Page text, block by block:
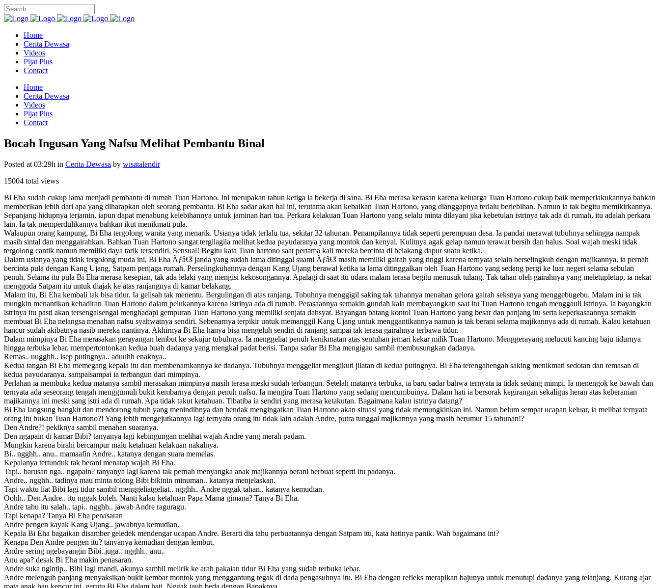
Home
Cerita Dewasa
Videos
Pijat Plus
Contact
Home
Cerita Dewasa
Videos
Pijat Plus
Contact
Bocah Ingusan Yang Nafsu Melihat Pembantu Binal
Posted at 03:29h in Cerita Dewasa by wisatalendir
15004 total views
Bi Eha sudah cukup lama menjadi pembantu di rumah Tuan Hartono. Ini merupakan tahun ketiga ia bekerja di sana. Bi Eha merasa kerasan karena keluarga Tuan Hartono cukup baik memperlakukannya bahkan
memberikan lebih dari apa yang diharapkan oleh seorang pembantu. Bi Eha sadar akan hal ini, terutama akan kebaikan Tuan Hartono, yang dianggapnya terlalu berlebihan. Namun ia tak begitu memikirkannya.
Sepanjang hidupnya terjamin, iapun dapat menabung kelebihannya untuk jaminan hari tua. Perkara kelakuan Tuan Hartono yang selalu minta dilayani jika kebetulan istrinya tak ada di rumah, itu adalah perkara
lain. Ia tak memperdulikannya bahkan ikut menikmati pula.
Walaupun orang kampung, Bi Eha tergolong wanita yang menarik. Usianya tidak terlalu tua, sekitar 32 tahunan. Penampilannya tidak seperti perempuan desa. Ia pandai merawat tubuhnya sehingga nampak
masih sintal dan menggairahkan. Bahkan Tuan Hartono sangat tergilagila melihat kedua payudaranya yang montok dan kenyal. Kulitnya agak gelap namun terawat bersih dan halus. Soal wajah meski tidak
tergolong cantik namun memiliki daya tarik tersendiri. Sensual! Begitu kata Tuan hartono saat pertama kali mereka bercinta di belakang dapur suatu ketika.
Dalam usianya yang tidak tergolong muda ini, Bi Eha Ãƒâ€š janda yang sudah lama ditinggal suami Ãƒâ€š masih memiliki gairah yang tinggi karena ternyata selain berselingkuh dengan majikannya, ia pernah
bercinta pula dengan Kang Ujang, Satpam penjaga rumah. Perselingkuhannya dengan Kang Ujang berawal ketika ia lama ditinggalkan oleh Tuan Hartono yang sedang pergi ke luar negeri selama sebulan
penuh. Selama itu pula Bi Eha merasa kesepian, tak ada lelaki yang mengisi kekosongannya. Apalagi di saat itu udara malam terasa begitu menusuk tulang. Tak tahan oleh gairahnya yang meletupletup, ia nekat
menggoda Satpam itu untuk diajak ke atas ranjangnya di kamar belakang.
Malam itu, Bi Eha kembali tak bisa tidur. Ia gelisah tak menentu. Bergulingan di atas ranjang. Tubuhnya menggigil saking tak tahannya menahan gelora gairah seksnya yang menggebugebu. Malam ini ia tak
mungkin menantikan kehadiran Tuan Hartono dalam pelukannya karena istrinya ada di rumah. Perasaannya semakin gundah kala membayangkan saat itu Tuan Hartono tengah menggauli istrinya. Ia bayangkan
istrinya itu pasti akan tersengalsengal menghadapi gempuran Tuan Hartono yang memiliki senjata dahsyat. Bayangan batang kontol Tuan Hartono yang besar dan panjang itu serta keperkasaannya semakin
membuat Bi Eha nelangsa menahan nafsu syahwatnya sendiri. Sebenarnya terpikir untuk memanggil Kang Ujang untuk menggantikannya namun ia tak berani selama majikannya ada di rumah. Kalau ketahuan
hancur sudah akibatnya nasib mereka nantinya. Akhirnya Bi Eha hanya bisa mengeluh sendiri di ranjang sampai tak terasa gairahnya terbawa tidur.
Dalam mimpinya Bi Eha merasakan gerayangan lembut ke sekujur tubuhnya. Ia menggeliat penuh kenikmatan atas sentuhan jemari kekar milik Tuan Hartono. Menggerayang melucuti kancing baju tidurnya
hingga terbuka lebar, mempertontonkan kedua buah dadanya yang mengkal padat berisi. Tanpa sadar Bi Eha mengigau sambil membusungkan dadanya.
Remas.. uugghh.. isep putingnya.. aduuhh enaknya..
Kedua tangan Bi Eha memegang kepala itu dan membenamkannya ke dadanya. Tubuhnya menggeliat mengikuti jilatan di kedua putingnya. Bi Eha terengahengah saking menikmati sedotan dan remasan di
kedua payudaranya, sampaisampai ia terbangun dari mimpinya.
Perlahan ia membuka kedua matanya sambil merasakan mimpinya masih terasa meski sudah terbangun. Setelah matanya terbuka, ia baru sadar bahwa ternyata ia tidak sedang mimpi. Ia menengok ke bawah dan
ternyata ada seseorang tengah menggumuli bukit kembarnya dengan penuh nafsu. Ia mengira Tuan Hartono yang sedang mencumbuinya. Dalam hati ia bersorak kegirangan sekaligus heran atas keberanian
majikannya ini meski sang istri ada di rumah. Apa tidak takut ketahuan. Tibatiba ia sendiri yang merasa ketakutan. Bagaimana kalau istrinya datang?
Bi Eha langsung bangkit dan mendorong tubuh yang menindihnya dan hendak mengingatkan Tuan Hartono akan situasi yang tidak memungkinkan ini. Namun belum sempat ucapan keluar, ia melihat ternyata
orang itu bukan Tuan Hartono?! Yang lebih mengejutkannya lagi ternyata orang itu tidak lain adalah Andre, putra tunggal majikannya yang masih berumur 15 tahunan!?
Den Andre?! pekiknya sambil menahan suaranya.
Den ngapain di kamar Bibi? tanyanya lagi kebingungan melihat wajah Andre yang merah padam.
Mungkin karena birahi bercampur malu ketahuan kelakuan nakalnya.
Bi.. ngghh.. anu.. mamaafin Andre.. katanya dengan suara memelas.
Kepalanya tertunduk tak berani menatap wajah Bi Eha.
Tapi.. barusan nga.. ngapain? tanyanya lagi karena tak pernah menyangka anak majikannya berani berbuat seperti itu padanya.
Andre.. ngghh.. tadinya mau minta tolong Bibi bikinin minuman.. katanya menjelaskan.
Tapi waktu liat Bibi lagi tidur sambil menggeliatgeliat.. ngghh.. Andre nggak tahan.. katanya kemudian.
Oohh.. Den Andre.. itu nggak boleh. Nanti kalau ketahuan Papa Mama gimana? Tanya Bi Eha.
Andre tahu itu salah.. tapi.. ngghh.. jawab Andre raguragu.
Tapi kenapa? Tanya Bi Eha penasaran
Andre pengen kayak Kang Ujang.. jawabnya kemudian.
Kepala Bi Eha bagaikan disamber geledek mendengar ucapan Andre. Berarti dia tahu perbuatannya dengan Satpam itu, kata hatinya panik. Wah bagaimana ini?
Kenapa Den Andre pengen itu? tanyanya kemudian dengan lembut.
Andre sering ngebayangin Bibi..juga.. ngghh.. anu..
Anu apa? desak Bi Eha makin penasaran.
Andre suka ngintip.. Bibi lagi mandi, akunya sambil melirik ke arah pakaian tidur Bi Eha yang sudah terbuka lebar.
Andre melenguh panjang menyaksikan bukit kembar montok yang menggantung tegak di dada pengasuhnya itu. Bi Eha dengan refleks merapikan bajunya untuk menutupi dadanya yang telanjang. Kurang ajar
mata anak bau kencur ini, gerutu Bi Eha dalam hati. Nggak jauh beda dengan Bapaknya.